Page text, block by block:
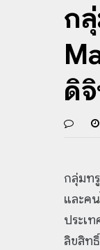
ก
ดิ
กลุ่มท
และค
ประเ
ลิขสิท